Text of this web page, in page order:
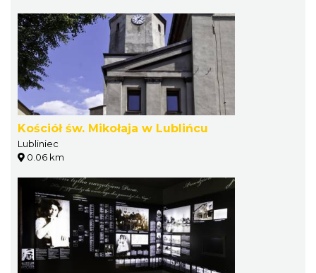
Kościół św. Mikołaja w Lublińcu
Lubliniec
0.06 km